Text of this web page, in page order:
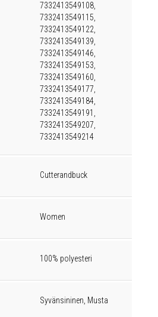
7332413549108,
7332413549115,
7332413549122,
7332413549139,
7332413549146,
7332413549153,
7332413549160,
7332413549177,
7332413549184,
7332413549191,
7332413549207,
7332413549214
Cutterandbuck
Women
100% polyesteri
Syvänsininen, Musta